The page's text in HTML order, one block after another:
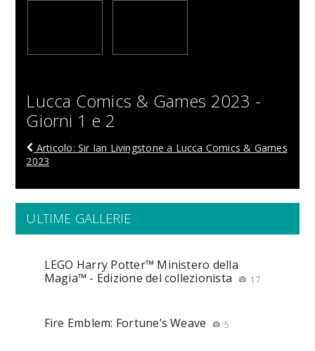
Lucca Comics & Games 2023 -
Giorni 1 e 2
Articolo: Sir Ian Livingstone a Lucca Comics & Games
2023
ULTIME GALLERIE
LEGO Harry Potter™ Ministero della
Magia™ - Edizione del collezionista
17
Fire Emblem: Fortune’s Weave 5